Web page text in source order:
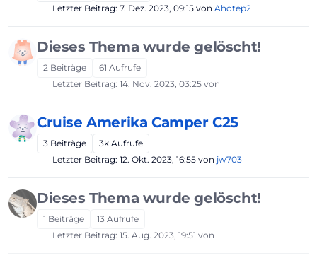
Letzter Beitrag: 7. Dez. 2023, 09:15 von Ahotep2
Dieses Thema wurde gelöscht!
2 Beiträge 61 Aufrufe
Letzter Beitrag: 14. Nov. 2023, 03:25 von
Cruise Amerika Camper C25
3 Beiträge 3k Aufrufe
Letzter Beitrag: 12. Okt. 2023, 16:55 von jw703
Dieses Thema wurde gelöscht!
1 Beiträge 13 Aufrufe
Letzter Beitrag: 15. Aug. 2023, 19:51 von